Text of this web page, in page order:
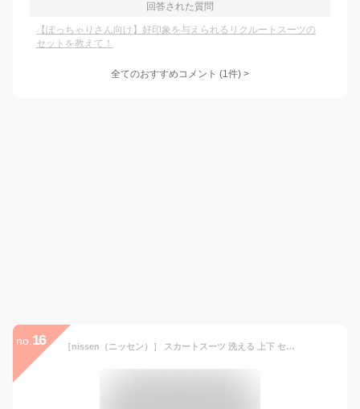
回答された質問
【ぽっちゃりさん向け】好印象を与えられるリクルートスーツの
セットを教えて！
全てのおすすめコメント (1件) >
no. 16 ［nissen（ニッセン）］ スカートスーツ 洗える 上下 セット (パイピング テーラードジャケット ＋ フレアスカート) 令嬢スーツ レディース 大きいサイズ ネイビー 21号